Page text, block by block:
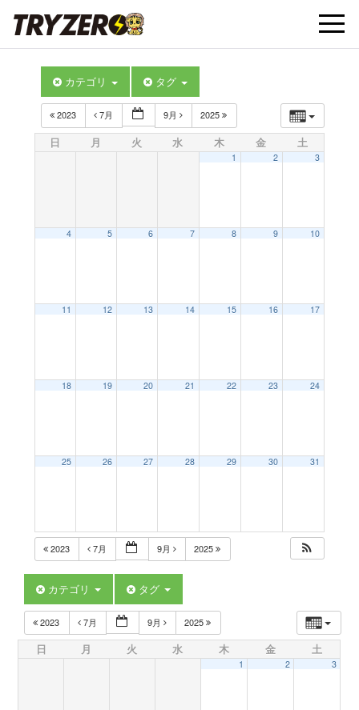
t
t
i
カテゴリ タグ
2023 7月 9月 2025
日 月 火 水 木 金 土
1 2 3
4 5 6 7 8 9 10
11 12 13 14 15 16 17
18 19 20 21 22 23 24
25 26 27 28 29 30 31
2023 7月 9月 2025
カテゴリ タグ
2023 7月 9月 2025
日 月 火 水 木 金 土
1 2 3